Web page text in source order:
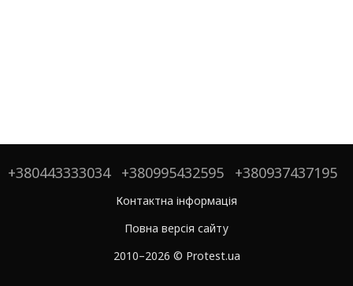
+380443333034 +380995432595 +380937437195
Контактна інформація
Повна версія сайту
2010–2026 © Protest.ua